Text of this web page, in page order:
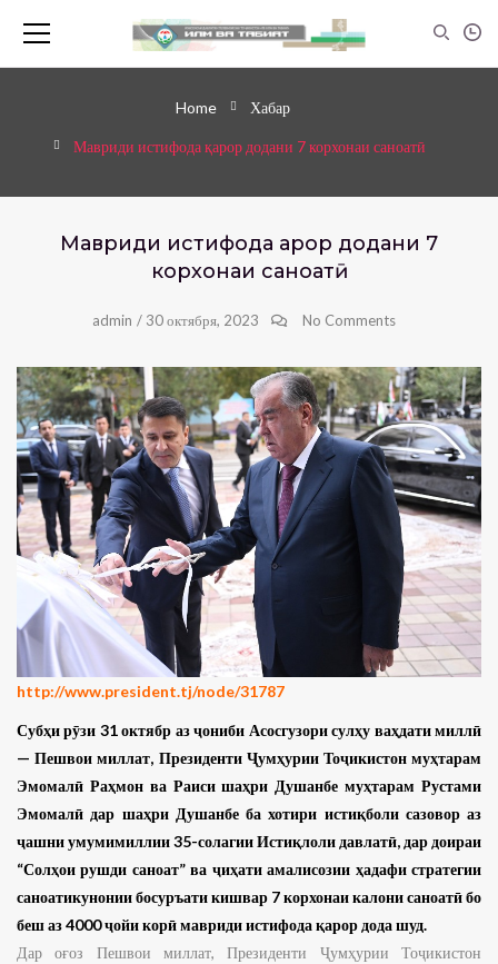
Home Хабар
Мавриди истифода қарор додани 7 корхонаи саноатӣ
Мавриди истифода қарор додани 7
корхонаи саноатӣ
admin / 30 октября, 2023 No Comments
http://www.president.tj/node/31787
Субҳи рӯзи 31 октябр аз ҷониби Асосгузори сулҳу ваҳдати миллӣ
— Пешвои миллат, Президенти Ҷумҳурии Тоҷикистон муҳтарам
Эмомалӣ Раҳмон ва Раиси шаҳри Душанбе муҳтарам Рустами
Эмомалӣ дар шаҳри Душанбе ба хотири истиқболи сазовор аз
ҷашни умумимиллии 35-солагии Истиқлоли давлатӣ, дар доираи
“Солҳои рушди саноат” ва ҷиҳати амалисозии ҳадафи стратегии
саноатикунонии босуръати кишвар 7 корхонаи калони саноатӣ бо
беш аз 4000 ҷойи корӣ мавриди истифода қарор дода шуд.
Дар оғоз Пешвои миллат, Президенти Ҷумҳурии Тоҷикистон